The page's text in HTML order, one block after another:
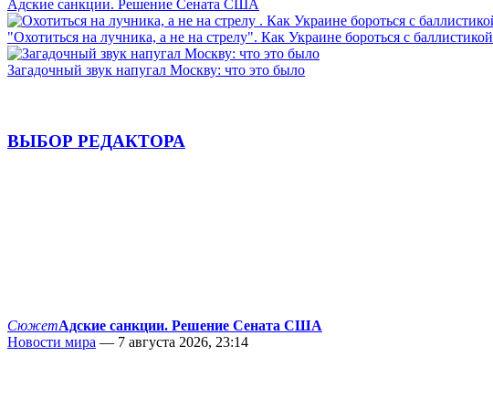
Адские санкции. Решение Сената США
"Охотиться на лучника, а не на стрелу". Как Украине бороться с баллистикой
Загадочный звук напугал Москву: что это было
ВЫБОР РЕДАКТОРА
СюжетАдские санкции. Решение Сената США
Новости мира — 7 августа 2026, 23:14